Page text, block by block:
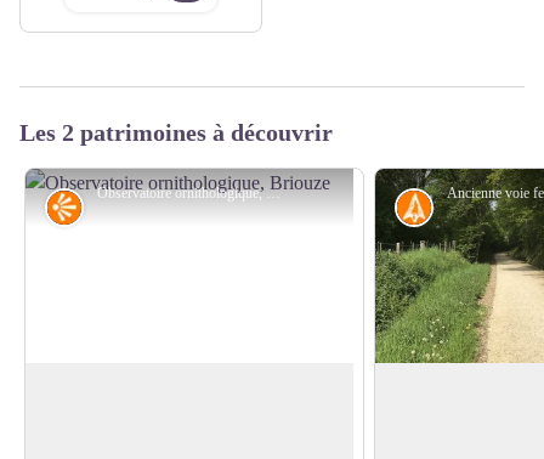
Les 2 patrimoines à découvrir
Observatoire ornithologique, Briouze - David Commenchal
Point de vue Histoire